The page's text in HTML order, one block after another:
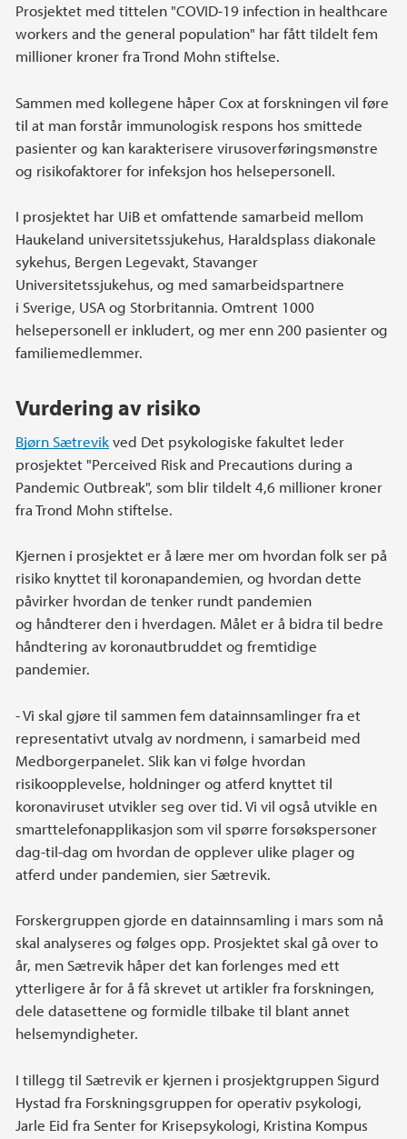
Prosjektet med tittelen "COVID-19 infection in healthcare
workers and the general population" har fått tildelt fem
millioner kroner fra Trond Mohn stiftelse.
Sammen med kollegene håper Cox at forskningen vil føre
til at man forstår immunologisk respons hos smittede
pasienter og kan karakterisere virusoverføringsmønstre
og risikofaktorer for infeksjon hos helsepersonell.
I prosjektet har UiB et omfattende samarbeid mellom
Haukeland universitetssjukehus, Haraldsplass diakonale
sykehus, Bergen Legevakt, Stavanger
Universitetssjukehus, og med samarbeidspartnere
i Sverige, USA og Storbritannia. Omtrent 1000
helsepersonell er inkludert, og mer enn 200 pasienter og
familiemedlemmer.
Vurdering av risiko
Bjørn Sætrevikved Det psykologiske fakultet leder
prosjektet "Perceived Risk and Precautions during a
Pandemic Outbreak", som blir tildelt 4,6 millioner kroner
fra Trond Mohn stiftelse.
Kjernen i prosjektet er å lære mer om hvordan folk ser på
risiko knyttet til koronapandemien, og hvordan dette
påvirker hvordan de tenker rundt pandemien
og håndterer den i hverdagen. Målet er å bidra til bedre
håndtering av koronautbruddet og fremtidige
pandemier.
- Vi skal gjøre til sammen fem datainnsamlinger fra et
representativt utvalg av nordmenn, i samarbeid med
Medborgerpanelet. Slik kan vi følge hvordan
risikoopplevelse, holdninger og atferd knyttet til
koronaviruset utvikler seg over tid. Vi vil også utvikle en
smarttelefonapplikasjon som vil spørre forsøkspersoner
dag-til-dag om hvordan de opplever ulike plager og
atferd under pandemien, sier Sætrevik.
Forskergruppen gjorde en datainnsamling i mars som nå
skal analyseres og følges opp. Prosjektet skal gå over to
år, men Sætrevik håper det kan forlenges med ett
ytterligere år for å få skrevet ut artikler fra forskningen,
dele datasettene og formidle tilbake til blant annet
helsemyndigheter.
I tillegg til Sætrevik er kjernen i prosjektgruppen Sigurd
Hystad fra Forskningsgruppen for operativ psykologi,
Jarle Eid fra Senter for Krisepsykologi, Kristina Kompus